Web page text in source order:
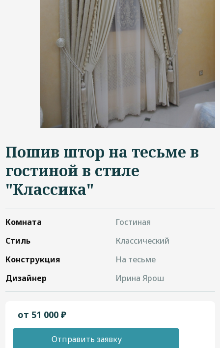
Дизайнерам
Контакты
+7 (4822) 453-534
Пошив штор на тесьме в
гостиной в стиле
"Классика"
Комната
Гостиная
Стиль
Классический
Конструкция
На тесьме
Дизайнер
Ирина Ярош
от 51 000 ₽
Отправить заявку